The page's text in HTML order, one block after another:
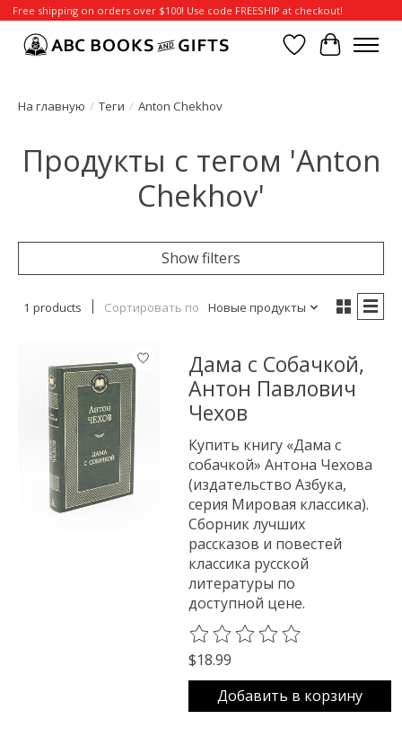
Free shipping on orders over $100! Use code FREESHIP at checkout!
Отложенные
Корзина
На главную / Теги / Anton Chekhov
Продукты с тегом 'Anton
Chekhov'
Show filters
1 products Сортировать по Новые продукты
Дама с Собачкой,
Антон Павлович
Чехов
Купить книгу «Дама с
собачкой» Антона Чехова
(издательство Азбука,
серия Мировая классика).
Сборник лучших
рассказов и повестей
классика русской
литературы по
доступной цене.
The rating of this product is
$18.99
Добавить в корзину